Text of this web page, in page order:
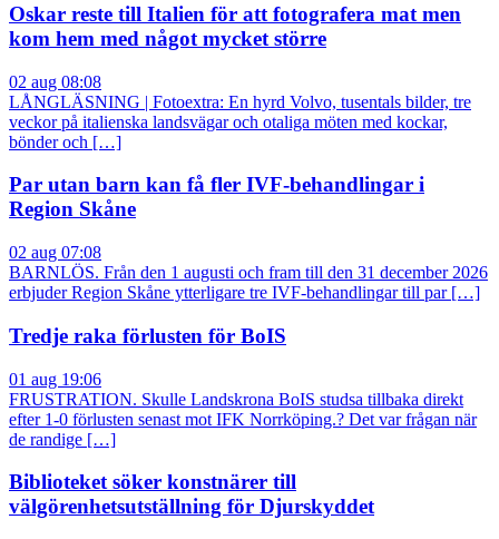
Oskar reste till Italien för att fotografera mat men
kom hem med något mycket större
02 aug 08:08
LÅNGLÄSNING | Fotoextra: En hyrd Volvo, tusentals bilder, tre
veckor på italienska landsvägar och otaliga möten med kockar,
bönder och […]
Par utan barn kan få fler IVF-behandlingar i
Region Skåne
02 aug 07:08
BARNLÖS. Från den 1 augusti och fram till den 31 december 2026
erbjuder Region Skåne ytterligare tre IVF-behandlingar till par […]
Tredje raka förlusten för BoIS
01 aug 19:06
FRUSTRATION. Skulle Landskrona BoIS studsa tillbaka direkt
efter 1-0 förlusten senast mot IFK Norrköping.? Det var frågan när
de randige […]
Biblioteket söker konstnärer till
välgörenhetsutställning för Djurskyddet